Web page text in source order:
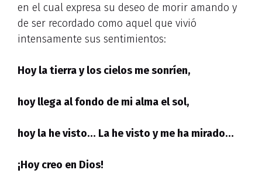
en el cual expresa su deseo de morir amando y
de ser recordado como aquel que vivió
intensamente sus sentimientos:
Hoy la tierra y los cielos me sonríen,
hoy llega al fondo de mi alma el sol,
hoy la he visto… La he visto y me ha mirado…
¡Hoy creo en Dios!